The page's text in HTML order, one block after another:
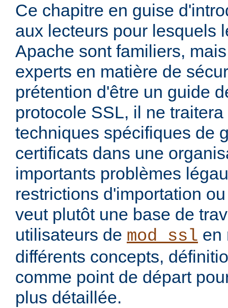
Ce chapitre en guise
aux lecteurs pour lesquels
Apache sont familiers,
experts en matière de
prétention d'être un guide
protocole SSL, il ne
techniques spécifiques de
certificats dans une
importants problèmes
restrictions d'importation
veut plutôt une base de
utilisateurs de mod_ssl en
différents concepts,
comme point de départ
plus détaillée.